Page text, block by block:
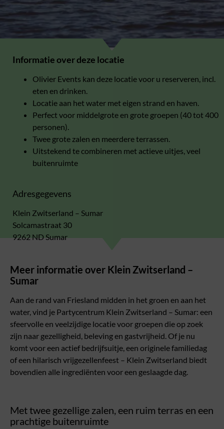
Informatie over deze locatie
Olivier Events kan deze locatie voor u reserveren, incl.
eten en drinken.
Locatie aan het water met eigen strand en haven.
Perfect voor middelgrote en grote groepen (40 tot 400
personen).
Twee grote zalen en meerdere terrassen.
Uitstekend te combineren met actieve uitjes, veel
buitenruimte
Adresgegevens
Klein Zwitserland – Sumar
Solcamastraat 30
9262 ND Sumar
Meer informatie over Klein Zwitserland –
Sumar
Aan de rand van Friesland midden in het groen en aan het
water, vind je Partycentrum Klein Zwitserland – Sumar: een
sfeervolle en veelzijdige locatie voor groepen die op zoek
zijn naar gezelligheid, beleving en gastvrijheid. Of je nu
komt voor een actief bedrijfsuitje, een originele familiedag
of een hilarisch vrijgezellenfeest – Klein Zwitserland biedt
bovendien alle ingrediënten voor een geslaagde dag.
Met twee gezellige zalen, een ruim terras en een
prachtige buitenruimte